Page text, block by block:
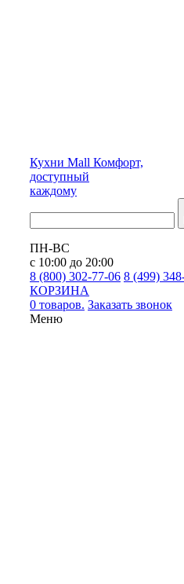
Кухни Mall Комфорт,
доступный
каждому
ПН-ВС
с 10:00 до 20:00
8 (800) 302-77-06 8 (499)
КОРЗИНА
0 товаров. Заказать звонок
Меню